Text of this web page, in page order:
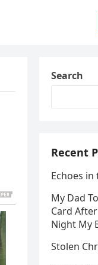
Search
Recent
Echoes in
My Dad
Card
Night My
Stolen